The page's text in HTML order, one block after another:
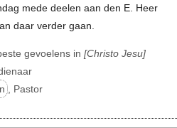
mede deelen aan den E. Heer
daar verder gaan.
gevoelens in Christo Jesu
, Pastor